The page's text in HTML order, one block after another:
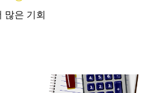
많은 기회